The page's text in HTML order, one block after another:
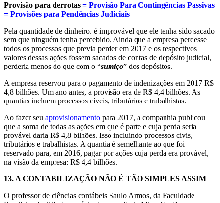
Provisão para derrotas = Provisão Para Contingências Passivas
= Provisões para Pendências Judiciais
Pela quantidade de dinheiro, é improvável que ele tenha sido sacado
sem que ninguém tenha percebido. Ainda que a empresa perdesse
todos os processos que previa perder em 2017 e os respectivos
valores dessas ações fossem sacados de contas de depósito judicial,
perderia menos do que com o “sumiço” dos depósitos.
A empresa reservou para o pagamento de indenizações em 2017 R$
4,8 bilhões. Um ano antes, a provisão era de R$ 4,4 bilhões. As
quantias incluem processos cíveis, tributários e trabalhistas.
Ao fazer seu aprovisionamento para 2017, a companhia publicou
que a soma de todas as ações em que é parte e cuja perda seria
provável daria R$ 4,8 bilhões. Isso incluindo processos civis,
tributários e trabalhistas. A quantia é semelhante ao que foi
reservado para, em 2016, pagar por ações cuja perda era provável,
na visão da empresa: R$ 4,4 bilhões.
13. A CONTABILIZAÇÃO NÃO É TÃO SIMPLES ASSIM
O professor de ciências contábeis Saulo Armos, da Faculdade